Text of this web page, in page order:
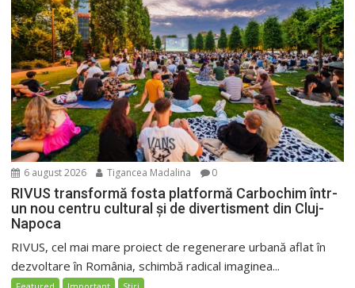
6 august 2026 Tigancea Madalina 0
RIVUS transformă fosta platformă Carbochim într-
un nou centru cultural și de divertisment din Cluj-
Napoca
RIVUS, cel mai mare proiect de regenerare urbană aflat în
dezvoltare în România, schimbă radical imaginea...